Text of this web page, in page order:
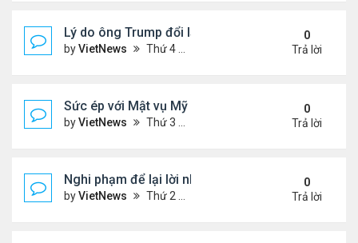
Lý do ông Trump đổi lập trường về lãnh thổ
byVietNews Thứ 4 Tháng 9 24, 2025 4:44 pm
0
Trả lời
Sức ép với Mật vụ Mỹ khi bảo vệ lễ tưởng niệm
byVietNews Thứ 3 Tháng 9 16, 2025 5:42 pm
0
Trả lời
Nghi phạm để lại lời nhắn trước khi ám sát Charlie
byVietNews Thứ 2 Tháng 9 15, 2025 4:33 pm
0
Trả lời